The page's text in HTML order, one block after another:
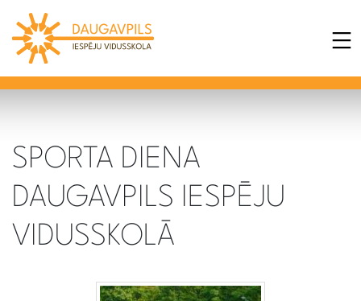
SPORTA DIENA
DAUGAVPILS IESPĒJU
VIDUSSKOLĀ